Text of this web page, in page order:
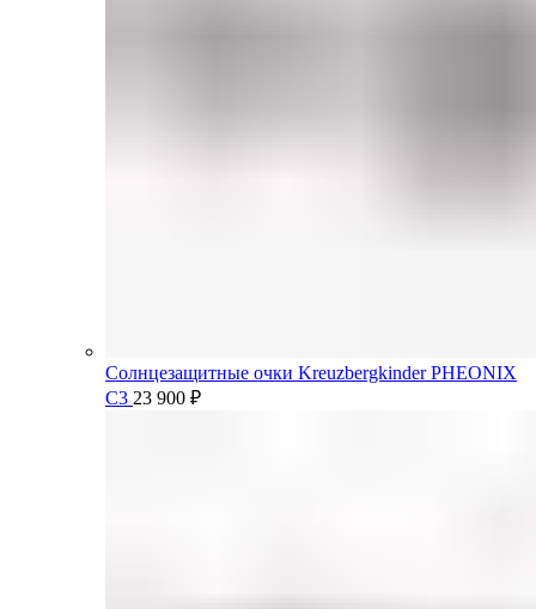
Солнцезащитные очки Kreuzbergkinder PHEONIX
C3 23 900 ₽